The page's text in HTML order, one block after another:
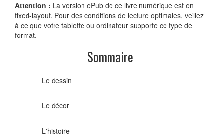
Attention : La version ePub de ce livre numérique est en
fixed-layout. Pour des conditions de lecture optimales, veillez
à ce que votre tablette ou ordinateur supporte ce type de
format.
Sommaire
Le dessin
Le décor
L'histoire